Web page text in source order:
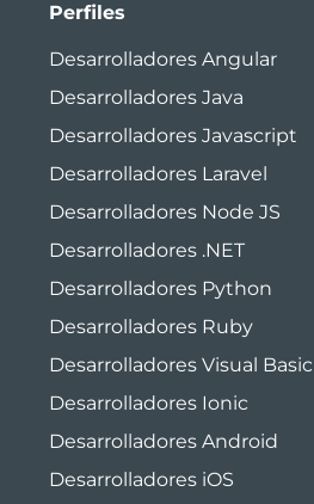
Perfiles
Desarrolladores Angular
Desarrolladores Java
Desarrolladores Javascript
Desarrolladores Laravel
Desarrolladores Node JS
Desarrolladores .NET
Desarrolladores Python
Desarrolladores Ruby
Desarrolladores Visual Basic
Desarrolladores Ionic
Desarrolladores Android
Desarrolladores iOS